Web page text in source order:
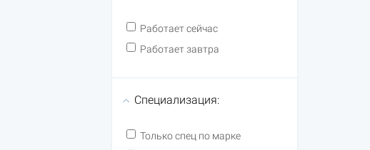
Работает сейчас
Работает завтра
Специализация:
Только спец по марке